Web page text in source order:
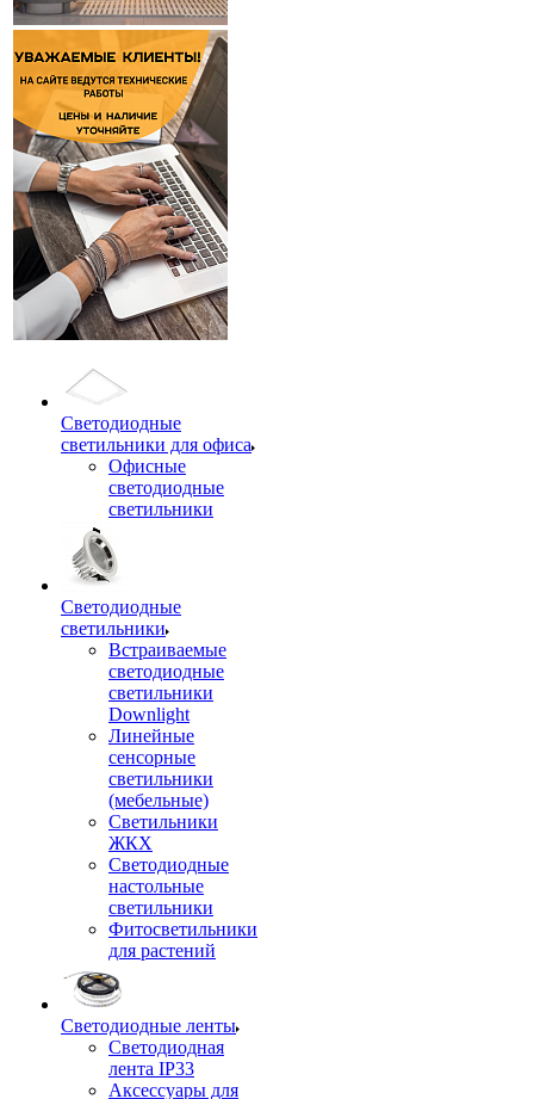
Светодиодные
светильники для офиса
Офисные
светодиодные
светильники
Светодиодные
светильники
Встраиваемые
светодиодные
светильники
Downlight
Линейные
сенсорные
светильники
(мебельные)
Светильники
ЖКХ
Светодиодные
настольные
светильники
Фитосветильники
для растений
Светодиодные ленты
Светодиодная
лента IP33
Аксессуары для